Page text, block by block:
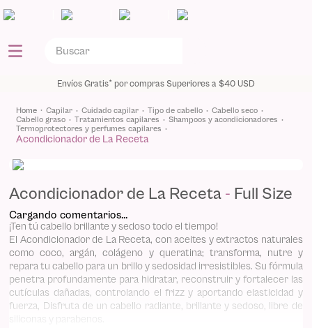
Envíos Gratis* por compras Superiores a $40 USD
capilar cuidado capilar tipo de cabello
cabello seco
cabello graso
tratamientos capilares
shampoos y acondicionadores
termoprotectores y perfumes capilares
Acondicionador de La Receta
Acondicionador de La Receta Full Size
Cargando comentarios...
¡Ten tú cabello brillante y sedoso todo el tiempo!
El Acondicionador de La Receta, con aceites y extractos naturales
como coco, argán, colágeno y queratina; transforma, nutre y
repara tu cabello para un brillo y sedosidad irresistibles. Su fórmula
penetra profundamente para hidratar, reconstruir y fortalecer las
cutículas dañadas, controlando el frizz y aportando elasticidad y
fuerza, Disfruta de un cabello radiante, brillante y sedoso, libre de